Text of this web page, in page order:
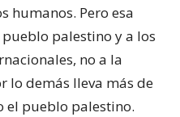
humanos. Pero esa
palestino y a los
no a la
lo demás lleva más de
el pueblo palestino.